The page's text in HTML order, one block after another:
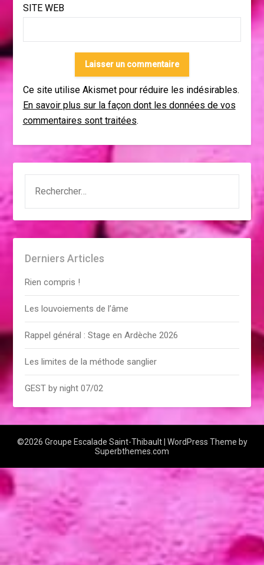
SITE WEB
Ce site utilise Akismet pour réduire les indésirables.
En savoir plus sur la façon dont les données de vos
commentaires sont traitées.
Derniers Articles
Rien compris !
Les louvoiements de l’âme
Rappel général : Stage en Ardèche 2026
Les limites de la méthode sanglier
GEST by night 07/02
©2026 Groupe Escalade Saint-Thibault | WordPress Theme by
Superbthemes.com